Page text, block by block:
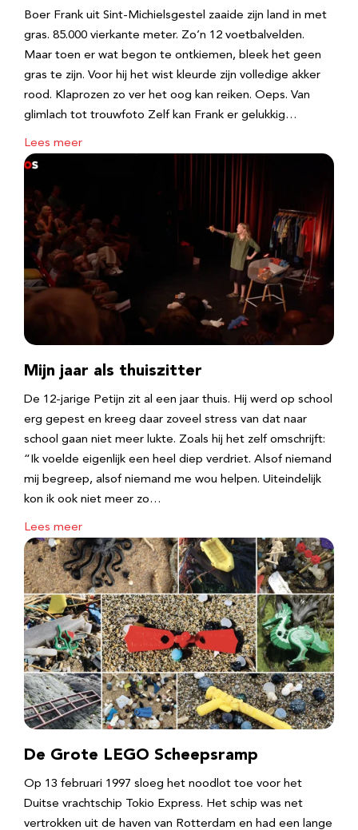
Boer Frank uit Sint-Michielsgestel zaaide zijn land in met
gras. 85.000 vierkante meter. Zo’n 12 voetbalvelden.
Maar toen er wat begon te ontkiemen, bleek het geen
gras te zijn. Voor hij het wist kleurde zijn volledige akker
rood. Klaprozen zo ver het oog kan reiken. Oeps. Van
glimlach tot trouwfoto Zelf kan Frank er gelukkig…
Lees meer
Mijn jaar als thuiszitter
De 12-jarige Petijn zit al een jaar thuis. Hij werd op school
erg gepest en kreeg daar zoveel stress van dat naar
school gaan niet meer lukte. Zoals hij het zelf omschrijft:
“Ik voelde eigenlijk een heel diep verdriet. Alsof niemand
mij begreep, alsof niemand me wou helpen. Uiteindelijk
kon ik ook niet meer zo…
Lees meer
De Grote LEGO Scheepsramp
Op 13 februari 1997 sloeg het noodlot toe voor het
Duitse vrachtschip Tokio Express. Het schip was net
vertrokken uit de haven van Rotterdam en had een lange